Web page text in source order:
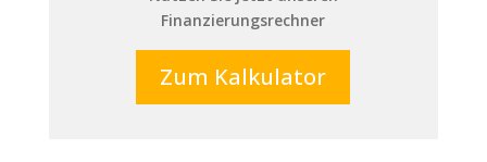
Finanzierungsrechner
Zum Kalkulator